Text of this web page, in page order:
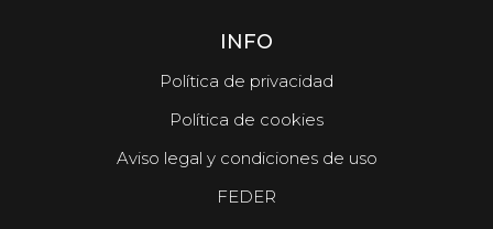
INFO
Política de privacidad
Política de cookies
Aviso legal y condiciones de uso
FEDER